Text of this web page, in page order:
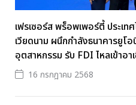
เฟรเซอร์ส พร็อพเพอร์ตี้ ประเ
เวียดนาม ผนึกกำลังธนาคารยูโ
อุตสาหกรรม รับ FDI ไหลเข้าอา
16 กรกฎาคม 2568